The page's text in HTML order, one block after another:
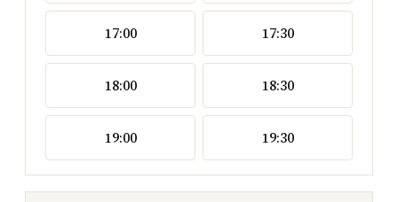
17:00 17:30
18:00 18:30
19:00 19:30